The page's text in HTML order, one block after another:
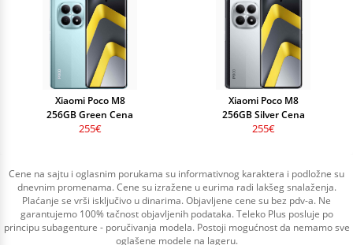
Xiaomi Poco M8
256GB Green Cena
255€
Xiaomi Poco M8
256GB Silver Cena
255€
Cene na sajtu i oglasnim porukama su informativnog karaktera i podložne su
dnevnim promenama. Cene su izražene u eurima radi lakšeg snalaženja.
Plaćanje se vrši isključivo u dinarima. Objavljene cene su bez pdv-a. Ne
garantujemo 100% tačnost objavljenih podataka. Teleko Plus posluje po
principu subagenture - poručivanja modela. Postoji mogućnost da nemamo sve
oglašene modele na lageru.